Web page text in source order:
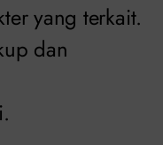
yang terkait.
dan